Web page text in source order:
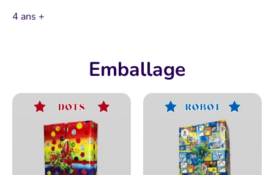
4 ans +
Emballage